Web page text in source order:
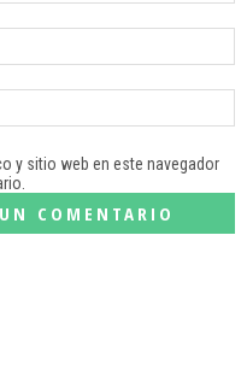
y sitio web en este navegador